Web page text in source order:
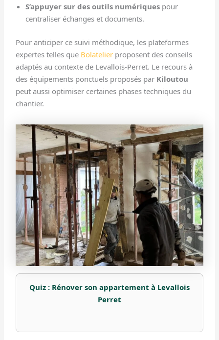
S’appuyer sur des outils numériques pour
centraliser échanges et documents.
Pour anticiper ce suivi méthodique, les plateformes
expertes telles que Bolatelier proposent des conseils
adaptés au contexte de Levallois-Perret. Le recours à
des équipements ponctuels proposés par Kiloutou
peut aussi optimiser certaines phases techniques du
chantier.
Quiz : Rénover son appartement à Levallois
Perret